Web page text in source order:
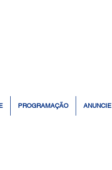
PROGRAMAÇÃO ANUNCIE